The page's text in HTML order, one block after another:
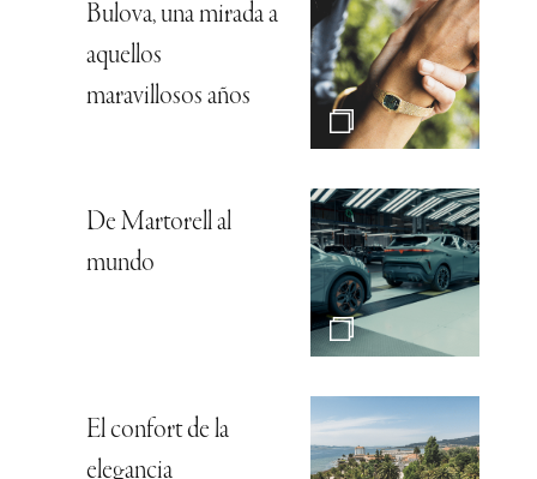
Bulova, una mirada a
aquellos
maravillosos años
De Martorell al
mundo
El confort de la
elegancia